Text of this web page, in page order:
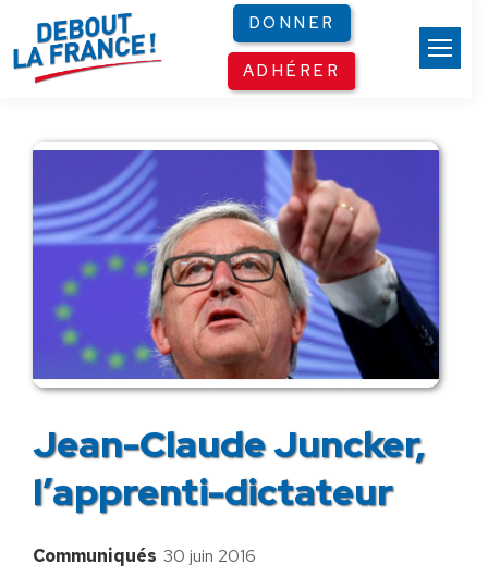
DONNER
ADHÉRER
Jean-Claude Juncker,
l’apprenti-dictateur
Communiqués 30 juin 2016
Panneau de gestion des cookies